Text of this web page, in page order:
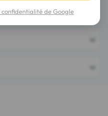
de Google